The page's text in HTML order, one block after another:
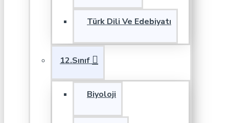
Türk Dili Ve Edebiyatı
12.Sınıf
Biyoloji